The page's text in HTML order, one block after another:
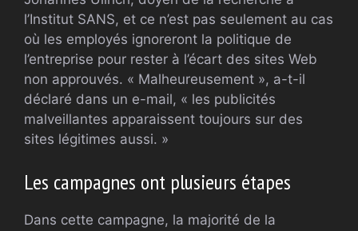
l’Institut SANS, et ce n’est pas seulement au cas
où les employés ignoreront la politique de
l’entreprise pour rester à l’écart des sites Web
non approuvés. « Malheureusement », a-t-il
déclaré dans un e-mail, « les publicités
malveillantes apparaissent toujours sur des
sites légitimes aussi. »
Les campagnes ont plusieurs étapes
Dans cette campagne, la majorité de la